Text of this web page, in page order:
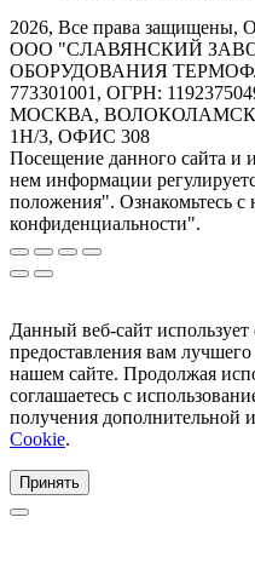
2026, Все права
ООО "СЛАВЯНСКИЙ
ОБОРУДОВАНИЯ
773301001, ОГРН:
МОСКВА,
1Н/3, ОФИС 308
Посещение данного сайта и
нем информации
положения". Ознакомьтесь
конфиденциальности".
Данный веб-сайт
предоставления вам
нашем сайте. Продолжая
соглашаетесь с
получения дополнительной
Cookie.
Принять